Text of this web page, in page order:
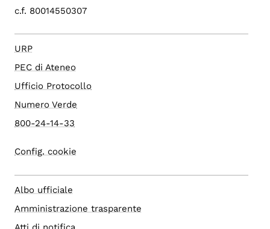
c.f. 80014550307
URP
PEC di Ateneo
Ufficio Protocollo
Numero Verde
800-24-14-33
Config. cookie
Albo ufficiale
Amministrazione trasparente